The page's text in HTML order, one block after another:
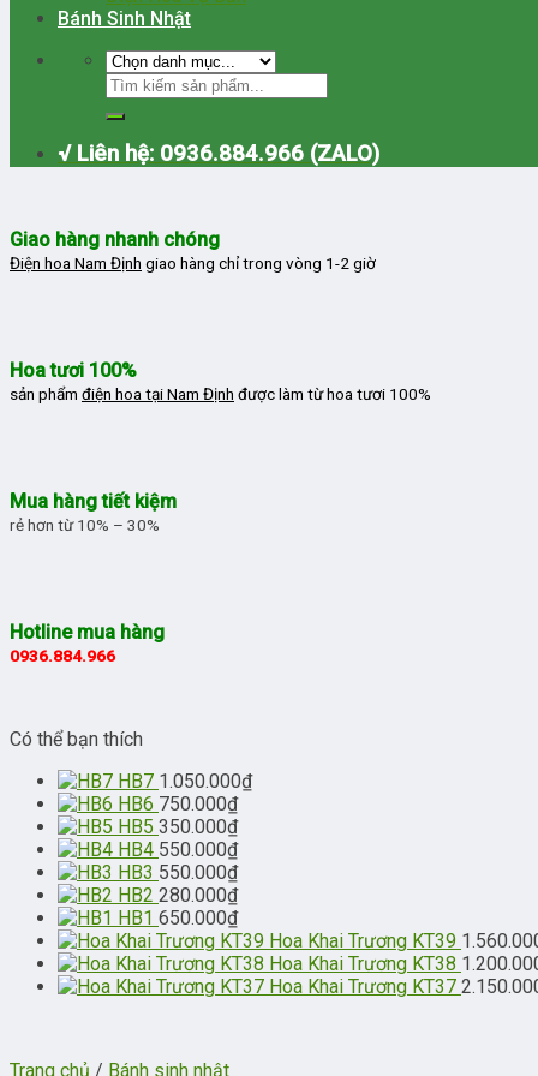
Bánh Sinh Nhật
√ Liên hệ: 0936.884.966 (ZALO)
Giao hàng nhanh chóng
Điện hoa Nam Định giao hàng chỉ trong vòng 1-2 giờ
Hoa tươi 100%
sản phẩm điện hoa tại Nam Định được làm từ hoa tươi 100%
Mua hàng tiết kiệm
rẻ hơn từ 10% – 30%
Hotline mua hàng
0936.884.966
Có thể bạn thích
HB7 1.050.000₫
HB6 750.000₫
HB5 350.000₫
HB4 550.000₫
HB3 550.000₫
HB2 280.000₫
HB1 650.000₫
Hoa Khai Trương KT39
Hoa Khai Trương KT38
Hoa Khai Trương KT37
Trang chủ / Bánh sinh nhật